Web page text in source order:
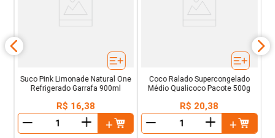
Suco Pink Limonade Natural One
Refrigerado Garrafa 900ml
R$ 16,38
＋
Coco Ralado Supercongelado
Médio Qualicoco Pacote 500g
R$ 20,38
＋